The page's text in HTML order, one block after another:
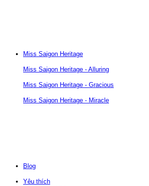
Miss Saigon Heritage
Miss Saigon Heritage - Alluring
Miss Saigon Heritage - Gracious
Miss Saigon Heritage - Miracle
Blog
Yêu thích